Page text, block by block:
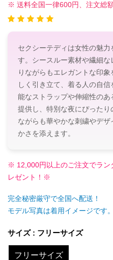
※ 送料全国一律600円、注文総
セクシーテディは女性の魅
す。シースルー素材や繊細
りながらもエレガントな印
しく引き立て、着る人の自
能なストラップや伸縮性の
提供し、特別な夜にぴった
ながらも華やかな刺繍やデ
かさを添えます。
※ 12,000円以上のご注文でラン
レゼント！※
完全秘密厳守で全国へ配送！
モデル写真は着用イメージです。
サイズ : フリーサイズ
フリーサイズ